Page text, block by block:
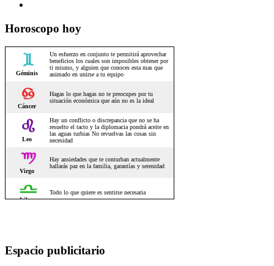
Horoscopo hoy
Espacio publicitario